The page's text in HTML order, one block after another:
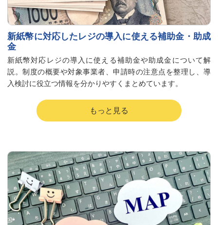
新紙幣に対応したレジの導入に使える補助金・助成
金
新紙幣対応レジの導入に使える補助金や助成金について解
説。制度の概要や対象事業者、申請時の注意点を整理し、導
入検討に役立つ情報を分かりやすくまとめています。